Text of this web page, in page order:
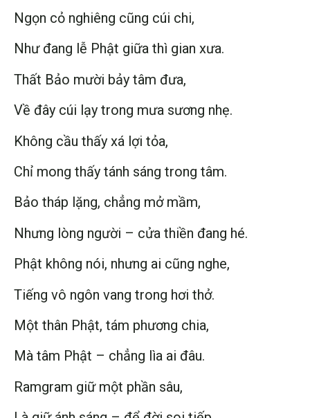
Ngọn cỏ nghiêng cũng cúi chi,
Như đang lễ Phật giữa thì gian xưa.
Thất Bảo mười bảy tâm đưa,
Về đây cúi lạy trong mưa sương nhẹ.
Không cầu thấy xá lợi tỏa,
Chỉ mong thấy tánh sáng trong tâm.
Bảo tháp lặng, chẳng mở mầm,
Nhưng lòng người – cửa thiền đang hé.
Phật không nói, nhưng ai cũng nghe,
Tiếng vô ngôn vang trong hơi thở.
Một thân Phật, tám phương chia,
Mà tâm Phật – chẳng lìa ai đâu.
Ramgram giữ một phần sâu,